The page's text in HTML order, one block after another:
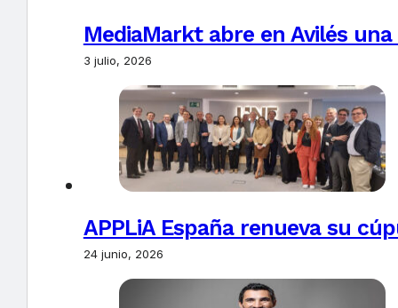
MediaMarkt abre en Avilés
3 julio, 2026
APPLiA España renueva su
24 junio, 2026